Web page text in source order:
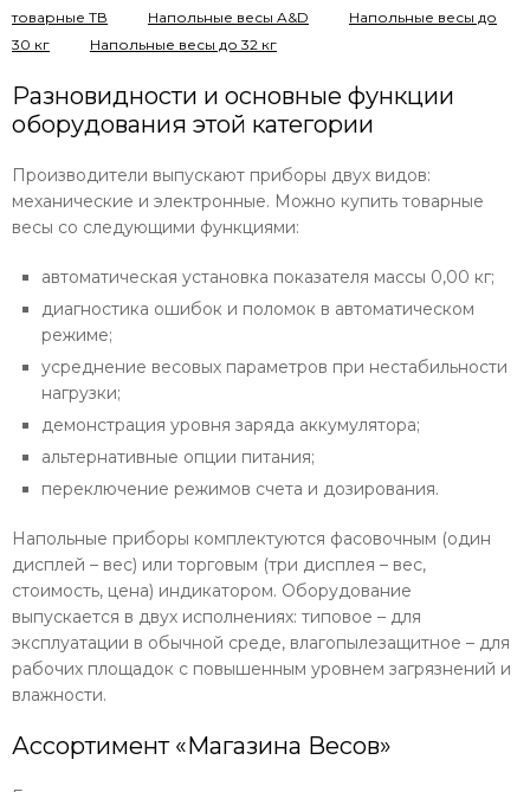
товарные ТВ
Напольные весы A&D
Напольные весы до
30 кг
Напольные весы до 32 кг
Разновидности и основные функции
оборудования этой категории
Производители выпускают приборы двух видов:
механические и электронные. Можно купить товарные
весы со следующими функциями:
автоматическая установка показателя массы 0,00 кг;
диагностика ошибок и поломок в автоматическом
режиме;
усреднение весовых параметров при нестабильности
нагрузки;
демонстрация уровня заряда аккумулятора;
альтернативные опции питания;
переключение режимов счета и дозирования.
Напольные приборы комплектуются фасовочным (один
дисплей – вес) или торговым (три дисплея – вес,
стоимость, цена) индикатором. Оборудование
выпускается в двух исполнениях: типовое – для
эксплуатации в обычной среде, влагопылезащитное – для
рабочих площадок с повышенным уровнем загрязнений и
влажности.
Ассортимент «Магазина Весов»